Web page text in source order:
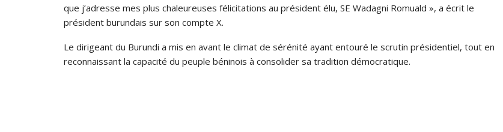
que j’adresse mes plus chaleureuses félicitations au président élu, SE Wadagni Romuald », a écrit le
président burundais sur son compte X.
Le dirigeant du Burundi a mis en avant le climat de sérénité ayant entouré le scrutin présidentiel, tout en
reconnaissant la capacité du peuple béninois à consolider sa tradition démocratique.